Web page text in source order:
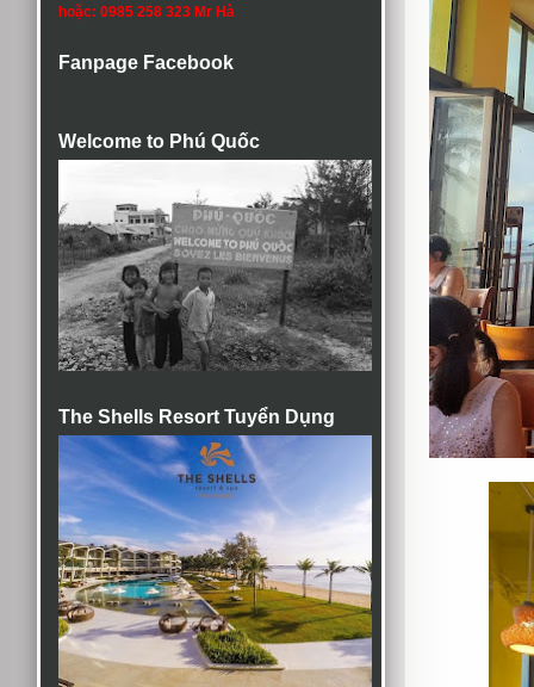
hoặc: 0985 258 323 Mr Hà
Fanpage Facebook
Welcome to Phú Quốc
The Shells Resort Tuyển Dụng